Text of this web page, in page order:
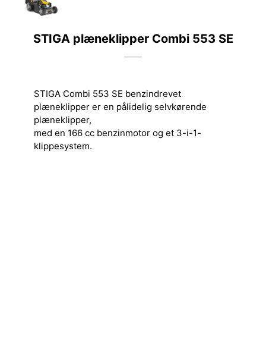
STIGA plæneklipper Combi 553 SE
STIGA Combi 553 SE benzindrevet
plæneklipper er en pålidelig selvkørende
plæneklipper,
med en 166 cc benzinmotor og et 3-i-1-
klippesystem.